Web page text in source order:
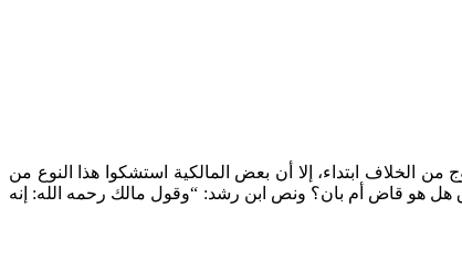
الخلاف ابتداء، إلا أن بعض المالكية استشكوا هذا النوع من
فقد عقب على كلام ابن رشد عند مسألة المسبوق هل هو قاض أم بان؟ ونص ابن رشد: “وقول مالك رحمه الله: إنه